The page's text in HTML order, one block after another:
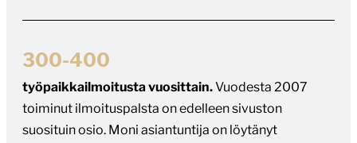
300-400
työpaikkailmoitusta vuosittain.Vuodesta 2007
toiminut ilmoituspalsta on edelleen sivuston
suosituin osio. Moni asiantuntija on löytänyt